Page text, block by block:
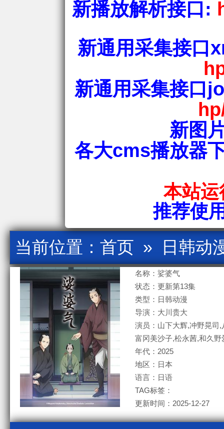
新播放解析接口:
新通用采集接口
新通用采集接口
新图
各大cms播放器
本站
推荐使
当前位置： 首页 » 日韩动
名称：娑婆气
状态：更新第13集
类型：日韩动漫
导演：大川贵大
演员：山下大辉,冲野晃司
富冈美沙子,松永茜,和久野
年代：2025
地区：日本
语言：日语
TAG标签：
更新时间：2025-12-27